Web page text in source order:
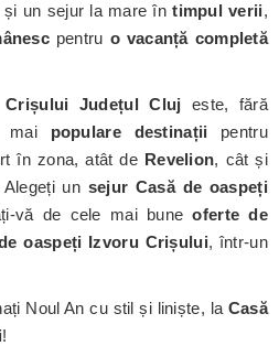
și un sejur la mare întimpul verii,
pentru o vacanță completă
Județul Cluj este, fără
mai populare destinații pentru
în zona, atât de Revelion, cât și
un sejur Casă de oaspeți
vă de cele mai buneoferte de
oaspeți Izvoru Crișului, într-un
Noul An cu stil și liniște, la Casă
!